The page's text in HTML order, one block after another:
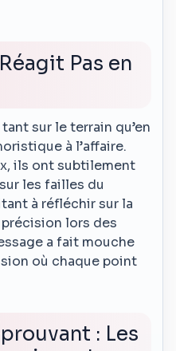
Pas en
sur le terrain qu’en
à l’affaire.
ils ont subtilement
les failles du
à réfléchir sur la
lors des
a fait mouche
où chaque point
: Les